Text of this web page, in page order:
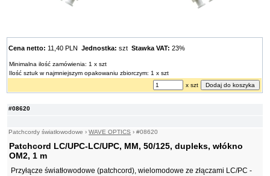
#08620
Patchcordy światłowodowe ›WAVE OPTICS ›#08620
Patchcord LC/UPC-LC/UPC, MM, 50/125, dupleks, włókno
OM2, 1 m
Przyłącze światłowodowe (patchcord), wielomodowe ze złączami LC/PC -
Cena netto: 11,40 PLNJednostka: sztStawka VAT: 23%
Minimalna ilość zamówienia: 1 x szt
Ilość sztuk w najmniejszym opakowaniu zbiorczym: 1 x szt
x szt